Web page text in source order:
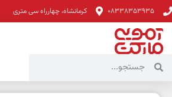
08338353935 کرمانشاه، چهارراه سی متری